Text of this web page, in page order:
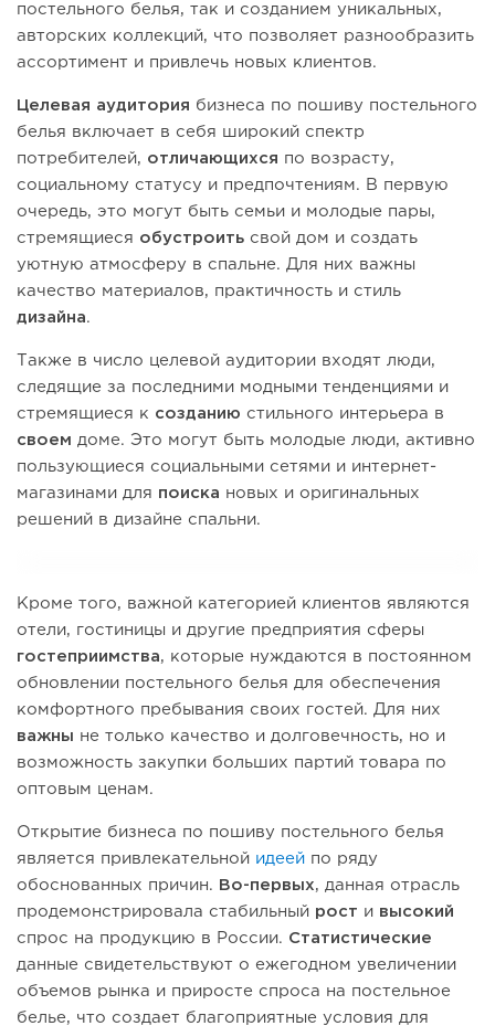
постельного белья, так и созданием уникальных,
авторских коллекций, что позволяет разнообразить
ассортимент и привлечь новых клиентов.
Целевая аудитория бизнеса по пошиву постельного
белья включает в себя широкий спектр
потребителей, отличающихся по возрасту,
социальному статусу и предпочтениям. В первую
очередь, это могут быть семьи и молодые пары,
стремящиеся обустроить свой дом и создать
уютную атмосферу в спальне. Для них важны
качество материалов, практичность и стиль
дизайна.
Также в число целевой аудитории входят люди,
следящие за последними модными тенденциями и
стремящиеся к созданию стильного интерьера в
своем доме. Это могут быть молодые люди, активно
пользующиеся социальными сетями и интернет-
магазинами для поиска новых и оригинальных
решений в дизайне спальни.
Кроме того, важной категорией клиентов являются
отели, гостиницы и другие предприятия сферы
гостеприимства, которые нуждаются в постоянном
обновлении постельного белья для обеспечения
комфортного пребывания своих гостей. Для них
важны не только качество и долговечность, но и
возможность закупки больших партий товара по
оптовым ценам.
Открытие бизнеса по пошиву постельного белья
является привлекательной идеей по ряду
обоснованных причин.
Во-первых, данная отрасль
продемонстрировала стабильный рост и высокий
спрос на продукцию в России. Статистические
данные свидетельствуют о ежегодном увеличении
объемов рынка и приросте спроса на постельное
белье, что создает благоприятные условия для